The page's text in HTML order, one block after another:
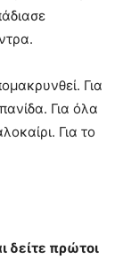
Για
Για όλα
Για το
δείτε πρώτοι